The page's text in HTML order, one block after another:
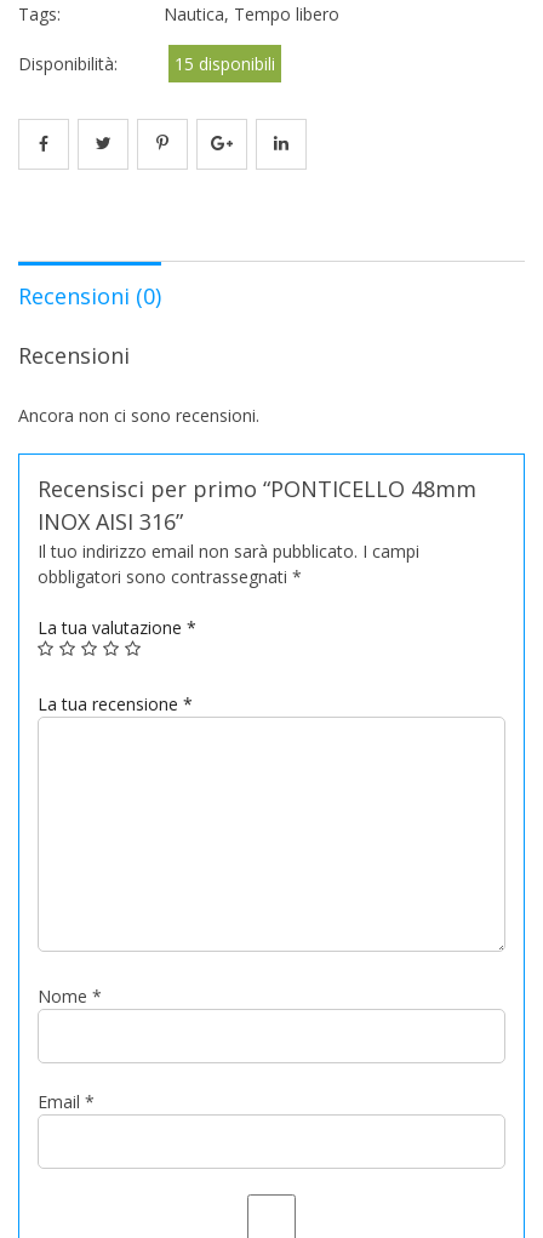
Tags: Nautica, Tempo libero
Disponibilità: 15 disponibili
Recensioni (0)
Recensioni
Ancora non ci sono recensioni.
Recensisci per primo “PONTICELLO 48mm
INOX AISI 316”
Il tuo indirizzo email non sarà pubblicato. I campi
obbligatori sono contrassegnati *
La tua valutazione *
La tua recensione *
Nome *
Email *